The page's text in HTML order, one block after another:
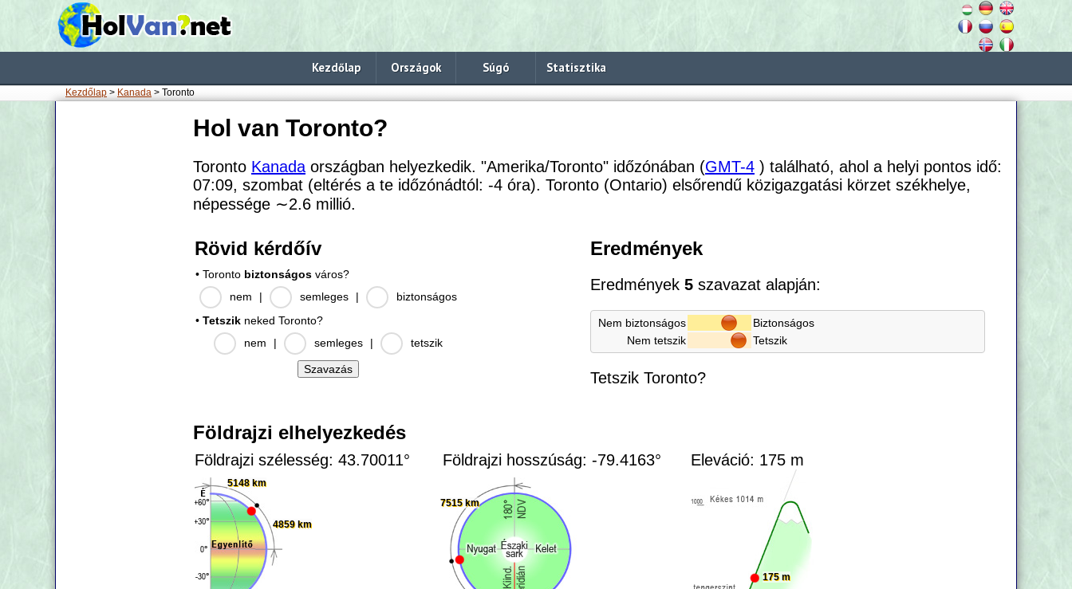
Kezdőlap Országok Súgó Statisztika
Kezdőlap > Kanada > Toronto
Hol van Toronto?
Toronto Kanada országban helyezkedik. "Amerika/Toronto" időzónában (GMT-4 ) található, ahol a helyi pontos idő:
07:09, szombat (eltérés a te időzónádtól: -4 óra). Toronto (Ontario) elsőrendű közigazgatási körzet székhelye,
népessége ∼2.6 millió.
Rövid kérdőív
• Toronto biztonságos város?
nem
| semleges |
biztonságos
• Tetszik neked Toronto?
nem
| semleges | tetszik
Eredmények
Eredmények5 szavazat alapján:
Nem biztonságos
Biztonságos
Nem tetszik
Tetszik
Tetszik Toronto?
Földrajzi elhelyezkedés
Földrajzi szélesség: 43.70011°
5148 km
4859 km
Földrajzi hosszúság: -79.4163°
7515 km
Eleváció: 175 m
175 m